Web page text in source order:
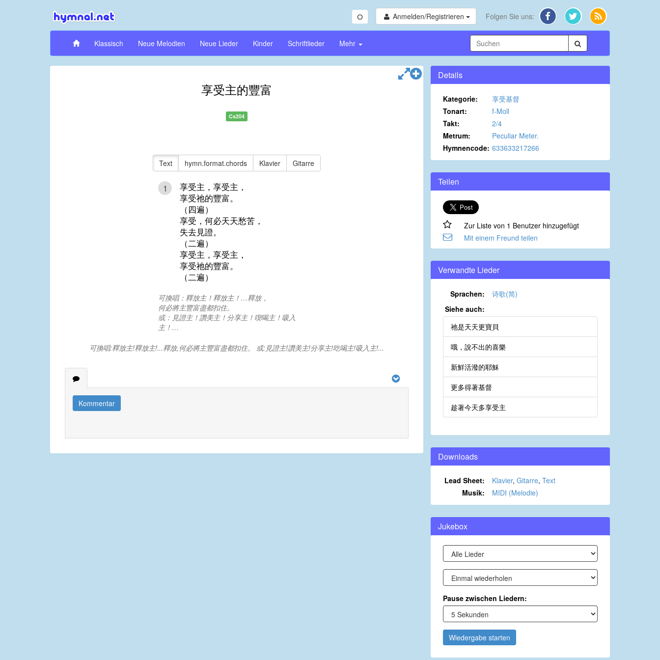
Anmelden/Registrieren Folgen Sie uns:
Klassisch Neue Melodien Neue Lieder Kinder Schriftlieder Mehr
享受主的豐富
Cs204
Text hymn.format.chords Klavier Gitarre
1
享受主，享受主，
享受祂的豐富。
（四遍）
享受，何必天天愁苦，
失去見證。
（二遍）
享受主，享受主，
享受祂的豐富。
（二遍）
可換唱：釋放主！釋放主！…釋放，
何必將主豐富盡都扣住。
或：見證主！讚美主！分享主！喫喝主！吸入
主！…
可換唱:釋放主!釋放主!...釋放,何必將主豐富盡都扣住。 或:見證主!讚美主!分享主!吃喝主!吸入主!...
Kommentar
Details
Kategorie:
享受基督
Tonart:
f-Moll
Takt:
2/4
Metrum:
Peculiar Meter.
Hymnencode: 633633217266
Teilen
Zur Liste von 1 Benutzer hinzugefügt
Mit einem Freund teilen
Verwandte Lieder
Sprachen:
诗歌(简)
Siehe auch:
祂是天天更寶貝
哦，說不出的喜樂
新鮮活潑的耶穌
更多得著基督
趁著今天多享受主
Downloads
Lead Sheet: Klavier, Gitarre, Text
Musik:
MIDI (Melodie)
Jukebox
Pause zwischen Liedern:
Wiedergabe starten